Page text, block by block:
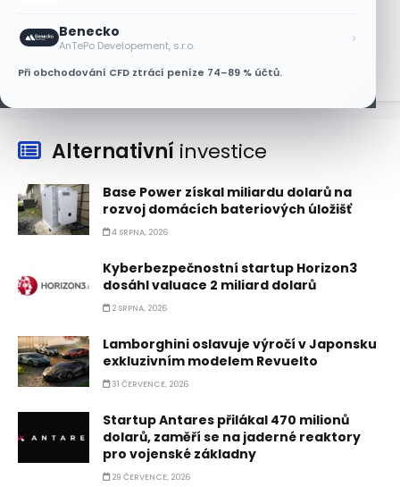
Benecko
AnTePo Developement, s.r.o. ›
Při obchodování CFD ztrácí peníze 74–89 % účtů.
6 SRPNA, 2026
Alternativní investice
Base Power získal miliardu dolarů na
rozvoj domácích bateriových úložišť
4 SRPNA, 2026
Kyberbezpečnostní startup Horizon3
dosáhl valuace 2 miliard dolarů
2 SRPNA, 2026
Lamborghini oslavuje výročí v Japonsku
exkluzivním modelem Revuelto
31 ČERVENCE, 2026
Startup Antares přilákal 470 milionů
dolarů, zaměří se na jaderné reaktory
pro vojenské základny
29 ČERVENCE, 2026